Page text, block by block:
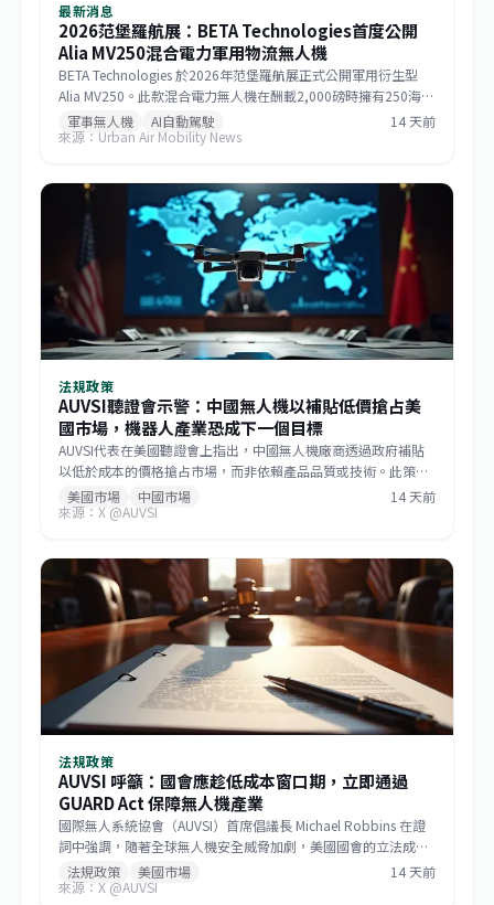
最新消息
2026范堡羅航展：BETA Technologies首度公開
Alia MV250混合電力軍用物流無人機
BETA Technologies 於2026年范堡羅航展正式公開軍用衍生型
Alia MV250。此款混合電力無人機在酬載2,000磅時擁有250海里
戰術航程，若酬載減至1,000磅則任務半徑可達750海里，巡航速
度逾170節。該機整合GE Aerospace研發的渦輪發電機與
換任務模組。BETA強調，相較於傾轉旋翼機，MV250能以更低成
本提供更遠、更快的運補能力，滿足未來分散式作戰需求。
軍事無人機 AI自動駕駛
14 天前
來源：Urban Air Mobility News
法規政策
AUVSI聽證會示警：中國無人機以補貼低價搶占美
國市場，機器人產業恐成下一個目標
AUVSI代表在美國聽證會上指出，中國無人機廠商透過政府補貼
以低於成本的價格搶占市場，而非依賴產品品質或技術。此策略
已成功主導美國消費級與商用無人機市場，如今相同模式正擴散
至機器人領域。此舉促使美國國會推動《GUARD Act》，並喚起
來擴大非紅供應鏈的機會，但業者仍需強化技術自主與國際合規
能力。
美國市場 中國市場
14 天前
來源：X @AUVSI
法規政策
AUVSI 呼籲：國會應趁低成本窗口期，立即通過
GUARD Act 保障無人機產業
國際無人系統協會（AUVSI）首席倡議長 Michael Robbins 在證
詞中強調，隨著全球無人機安全威脅加劇，美國國會的立法成本
窗口已開啟。他呼籲立法者把握時機，立即通過《防止無人機攻
擊與保障國土安全法案》（GUARD Act），以最低的成本結構來
法規政策 美國市場
14 天前
來源：X @AUVSI